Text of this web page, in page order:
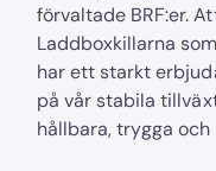
förvaltade BRF:er.
Laddboxkillarna
har ett starkt
på vår stabila
hållbara, trygga